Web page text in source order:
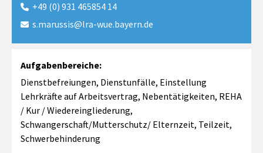
 +49 (0) 931 465854 14
 s.marussis@lra-wue.bayern.de
Aufgabenbereiche:
Dienstbefreiungen, Dienstunfälle, Einstellung
Lehrkräfte auf Arbeitsvertrag, Nebentätigkeiten, REHA
/ Kur / Wiedereingliederung,
Schwangerschaft/Mutterschutz/ Elternzeit, Teilzeit,
Schwerbehinderung